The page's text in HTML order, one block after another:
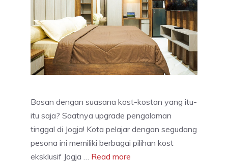
Bosan dengan suasana kost-kostan yang itu-
itu saja? Saatnya upgrade pengalaman
tinggal di Jogja! Kota pelajar dengan segudang
pesona ini memiliki berbagai pilihan kost
eksklusif Jogja … Read more